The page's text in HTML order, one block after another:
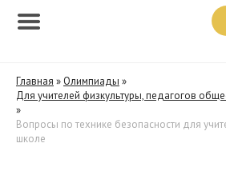
Главная » Олимпиады »
Для учителей физкультуры, педагогов
»
Вопросы по технике безопасности для
школе